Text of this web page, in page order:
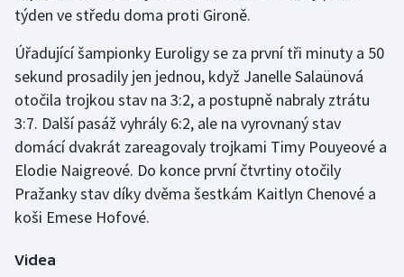
Florbal
Futsal
Golf
Gymnastika
Házená
Jezdectví
Judo
týden ve středu doma proti Gironě.
Úřadující šampionky Euroligy se za první tři minuty a 50
sekund prosadily jen jednou, když Janelle Salaünová
otočila trojkou stav na 3:2, a postupně nabraly ztrátu
3:7. Další pasáž vyhrály 6:2, ale na vyrovnaný stav
domácí dvakrát zareagovaly trojkami Timy Pouyeové a
Elodie Naigreové. Do konce první čtvrtiny otočily
Pražanky stav díky dvěma šestkám Kaitlyn Chenové a
koši Emese Hofové.
Videa